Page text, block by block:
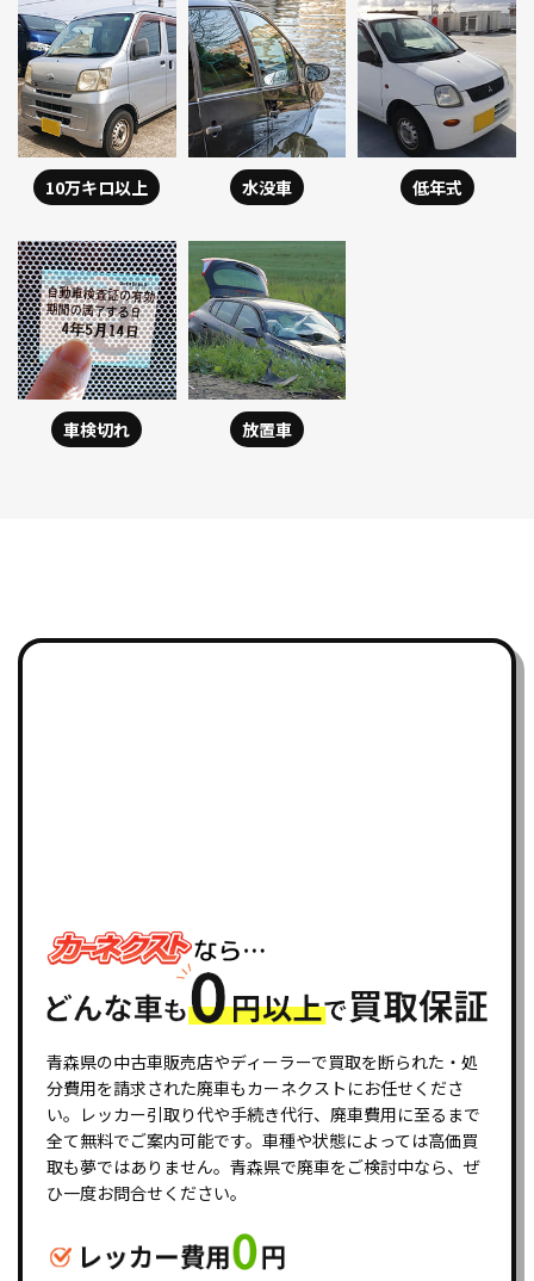
10万キロ以上 水没車 低年式
車検切れ 放置車
青森県の中古車販売店やディーラーで買取を断られた・処
分費用を請求された廃車もカーネクストにお任せくださ
い。レッカー引取り代や手続き代行、廃車費用に至るまで
全て無料でご案内可能です。車種や状態によっては高価買
取も夢ではありません。青森県で廃車をご検討中なら、ぜ
ひ一度お問合せください。